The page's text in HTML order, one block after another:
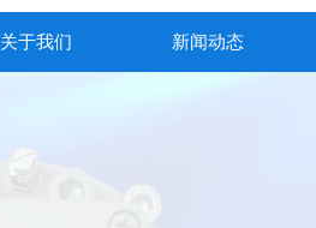
关于我们 新闻动态